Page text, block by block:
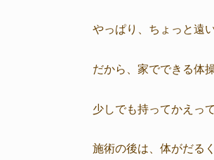
やっぱり、ちょっと遠
だから、家でできる体
少しでも持ってかえっ
施術の後は、体がだる